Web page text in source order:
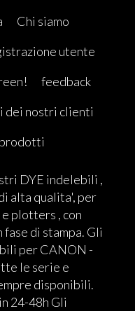
Chi siamo
utente
feedback
dei nostri clienti
DYE indelebili ,
alta qualita', per
plotters , con
di stampa. Gli
per CANON -
le serie e
disponibili.
24-48h Gli